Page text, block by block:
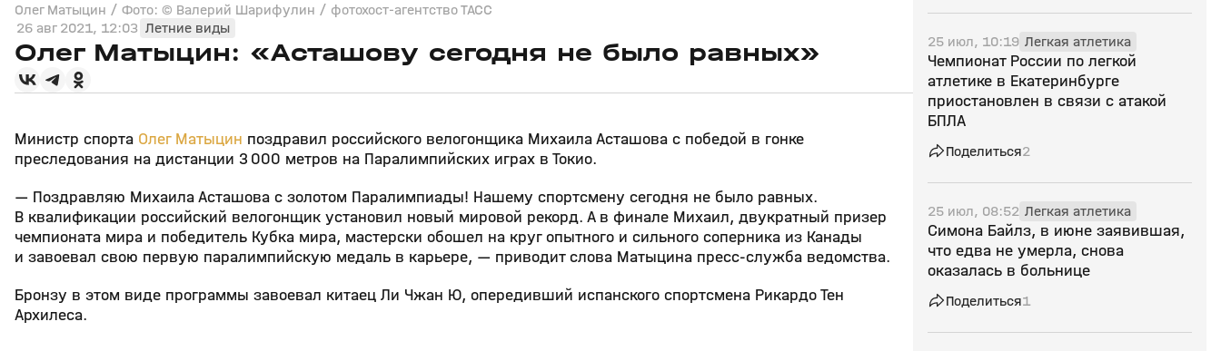
Олег Матыцин / Фото: © Валерий Шарифулин / фотохост-агентство ТАСС
26 авг 2021, 12:03 Летние виды
Олег Матыцин: «Асташову сегодня не было равных»
Министр спорта Олег Матыцин поздравил российского велогонщика Михаила Асташова с победой в гонке
преследования на дистанции 3 000 метров на Паралимпийских играх в Токио.
— Поздравляю Михаила Асташова с золотом Паралимпиады! Нашему спортсмену сегодня не было равных.
В квалификации российский велогонщик установил новый мировой рекорд. А в финале Михаил, двукратный призер
чемпионата мира и победитель Кубка мира, мастерски обошел на круг опытного и сильного соперника из Канады
и завоевал свою первую паралимпийскую медаль в карьере, — приводит слова Матыцина пресс-служба ведомства.
Бронзу в этом виде программы завоевал китаец Ли Чжан Ю, опередивший испанского спортсмена Рикардо Тен
Архилеса.
25 июл, 10:19 Легкая атлетика
Чемпионат России по легкой
атлетике в Екатеринбурге
приостановлен в связи с атакой
БПЛА
Поделиться2
25 июл, 08:52 Легкая атлетика
Симона Байлз, в июне заявившая,
что едва не умерла, снова
оказалась в больнице
Поделиться1